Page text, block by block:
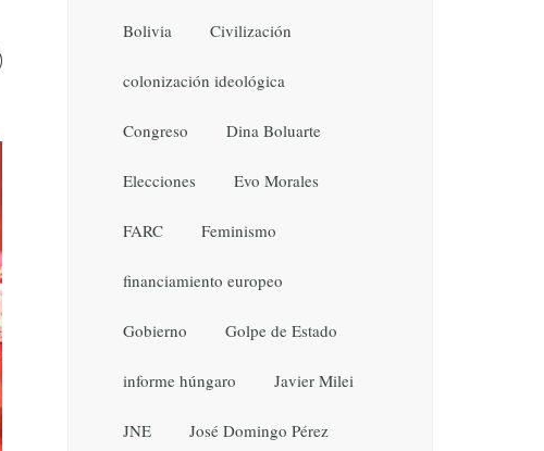
Bolivia Civilización
colonización ideológica
Congreso Dina Boluarte
Elecciones Evo Morales
FARC Feminismo
financiamiento europeo
Gobierno Golpe de Estado
informe húngaro Javier Milei
JNE José Domingo Pérez